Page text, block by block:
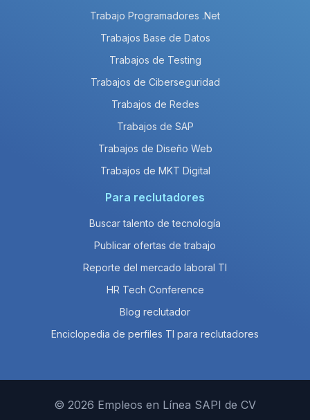
Trabajo Programadores .Net
Trabajos Base de Datos
Trabajos de Testing
Trabajos de Ciberseguridad
Trabajos de Redes
Trabajos de SAP
Trabajos de Diseño Web
Trabajos de MKT Digital
Para reclutadores
Buscar talento de tecnología
Publicar ofertas de trabajo
Reporte del mercado laboral TI
HR Tech Conference
Blog reclutador
Enciclopedia de perfiles TI para reclutadores
© 2026 Empleos en Línea SAPI de CV